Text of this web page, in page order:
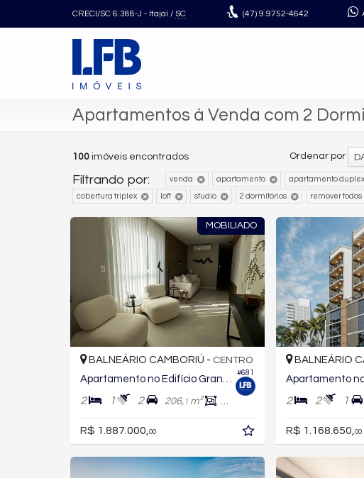
CRECI/SC 6.388-J - Itajaí / SC (47) 9.9752-4642
Apartamentos à Venda com 2
100 imóveis encontrados Ordenar por
Filtrando por: venda apartamento apartamento duplex
cobertura triplex loft studio 2 dormitórios remover todos
MOBILIADO
#681
BALNEÁRIO CAMBORIÚ - CENTRO
2 1 2 206, 1 m² 93,
R$ 1.887.000, 00
BALNEÁRIO
2 2 1
R$ 1.168.650, 00